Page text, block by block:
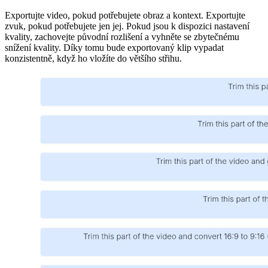
Exportujte video, pokud potřebujete obraz a kontext. Exportujte
zvuk, pokud potřebujete jen jej. Pokud jsou k dispozici nastavení
kvality, zachovejte původní rozlišení a vyhněte se zbytečnému
snížení kvality. Díky tomu bude exportovaný klip vypadat
konzistentně, když ho vložíte do většího střihu.